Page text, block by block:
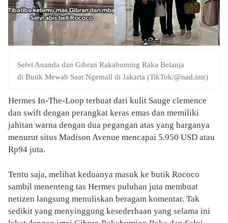
Selvi Ananda dan Gibran Rakabuming Raka Belanja
di Butik Mewah Saat Ngemall di Jakarta (TikTok/@nad.imr)
Hermes In-The-Loop terbuat dari kulit Sauge clemence
dan swift dengan perangkat keras emas dan memiliki
jahitan warna dengan dua pegangan atas yang harganya
menurut situs Madison Avenue mencapai 5.950 USD atau
Rp94 juta.
Tentu saja, melihat keduanya masuk ke butik Rococo
sambil menenteng tas Hermes puluhan juta membuat
netizen langsung menuliskan beragam komentar. Tak
sedikit yang menyinggung kesederhaan yang selama ini